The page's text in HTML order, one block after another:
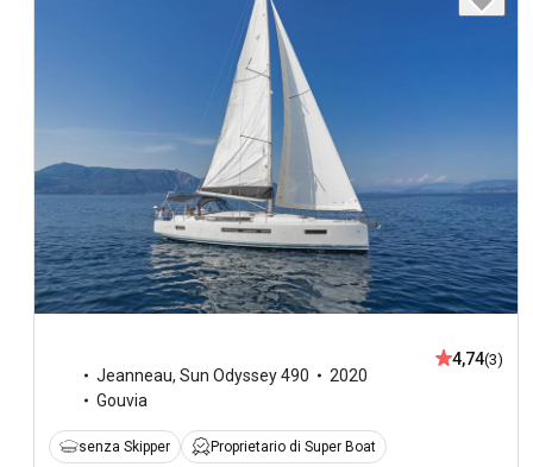
Jeanneau, Sun Odyssey 490
2020
Gouvia
4,74(3)
senza Skipper Proprietario di Super Boat